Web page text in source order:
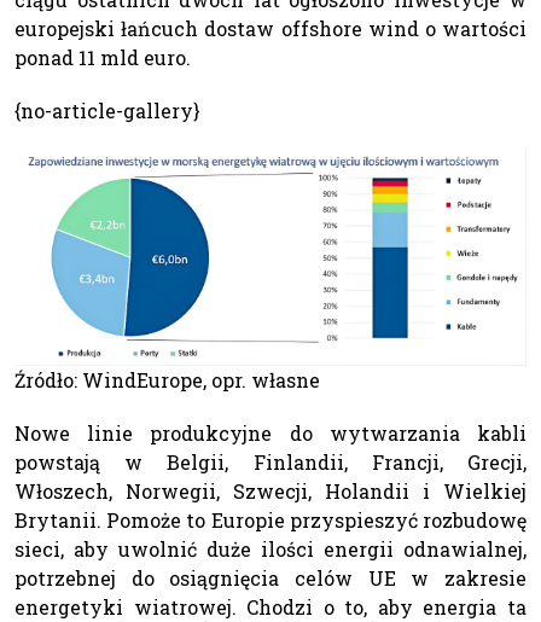
europejski łańcuch dostaw offshore wind o wartości
ponad 11 mld euro.
{no-article-gallery}
Źródło: WindEurope, opr. własne
Nowe linie produkcyjne do wytwarzania kabli
powstają w Belgii, Finlandii, Francji, Grecji,
Włoszech, Norwegii, Szwecji, Holandii i Wielkiej
Brytanii. Pomoże to Europie przyspieszyć rozbudowę
sieci, aby uwolnić duże ilości energii odnawialnej,
potrzebnej do osiągnięcia celów UE w zakresie
energetyki wiatrowej. Chodzi o to, aby energia ta